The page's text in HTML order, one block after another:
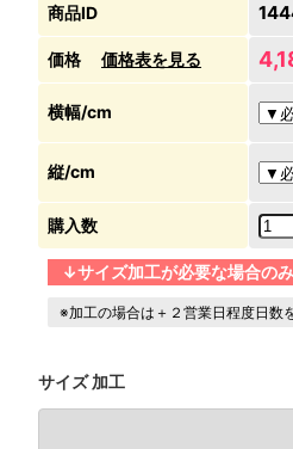
商品ID
価格 価格表を見る
横幅/cm
縦/cm
購入数
↓サイズ加工が必要な場合の
※加工の場合は＋２営業日程度日数
サイズ 加工